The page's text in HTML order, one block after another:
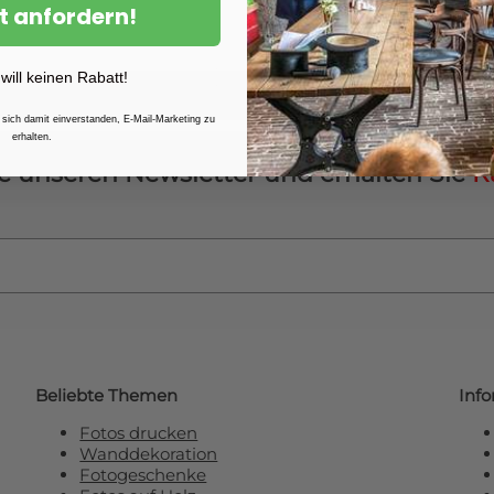
erhältlich, zzgl.
Zuhause oder
unseren Newsletter und erhalten Sie
Beliebte Themen
Fotos drucken
Wanddekoration
Fotogeschenke
anfordern!
keinen Rabatt!
damit einverstanden, E-Mail-Marketing zu
erhalten.